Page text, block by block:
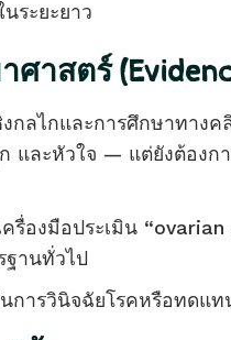
ระยะยาว
าสตร์
งกลไกและการศึกษาทาง
และหัวใจ — แต่ยังต้อง
ครื่องมือประเมิน
ฐานทั่วไป
การวินิจฉัยโรคหรือทดแ